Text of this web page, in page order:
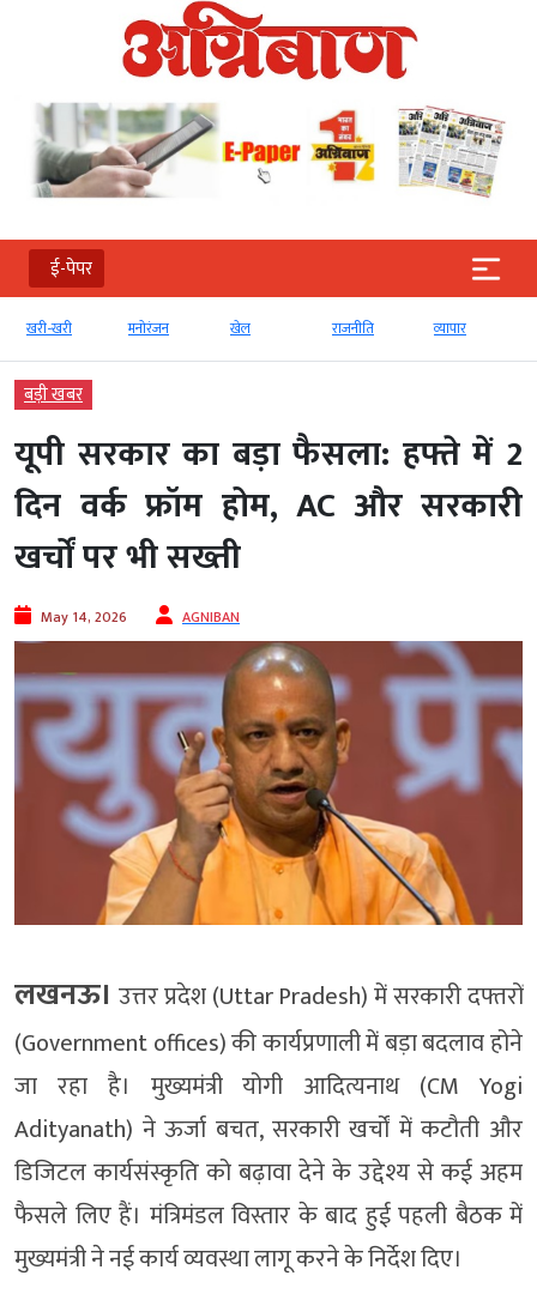
ई-पेपर
खरी-खरी मनोरंजन खेल राजनीति व्‍यापार
बड़ी खबर
यूपी सरकार का बड़ा फैसला: हफ्ते में 2
दिन वर्क फ्रॉम होम, AC और सरकारी
खर्चों पर भी सख्ती
May 14, 2026 AGNIBAN
लखनऊ। उत्तर प्रदेश (Uttar Pradesh) में सरकारी दफ्तरों
(Government offices) की कार्यप्रणाली में बड़ा बदलाव होने
जा रहा है। मुख्यमंत्री योगी आदित्यनाथ (CM Yogi
Adityanath) ने ऊर्जा बचत, सरकारी खर्चों में कटौती और
डिजिटल कार्यसंस्कृति को बढ़ावा देने के उद्देश्य से कई अहम
फैसले लिए हैं। मंत्रिमंडल विस्तार के बाद हुई पहली बैठक में
मुख्यमंत्री ने नई कार्य व्यवस्था लागू करने के निर्देश दिए।